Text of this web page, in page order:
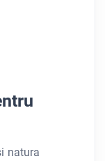
natura